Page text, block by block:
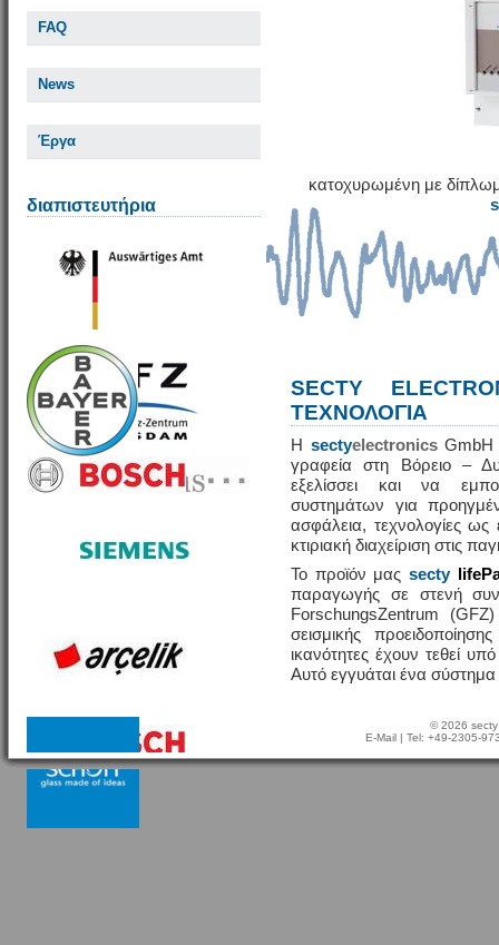
FAQ
News
Έργα
διαπιστευτήρια
κατοχυρωμένη με
SECTY
ΤΕΧΝΟΛΟΓΙΑ
Η sectyelectronicsGmbH
γραφεία στη Βόρειο –
εξελίσσει και να
συστημάτων για
ασφάλεια, τεχνολογίες
κτιριακή διαχείριση στις
Το προϊόν μας secty
παραγωγής σε στενή
ForschungsZentrum
σεισμικής
ικανότητες έχουν τεθεί
Αυτό εγγυάται ένα
© 2026
E-Mail | Tel: +49-2305-